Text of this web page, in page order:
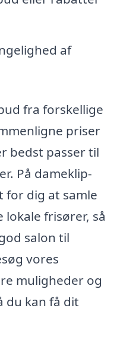
af
fra forskellige
priser
bedst passer til
På dameklip-
for dig at samle
frisører, så
salon til
vores
muligheder og
du kan få dit